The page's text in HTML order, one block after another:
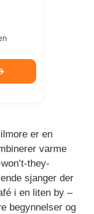
er en
varme
they-
sjanger der
i en liten by –
begynnelser og